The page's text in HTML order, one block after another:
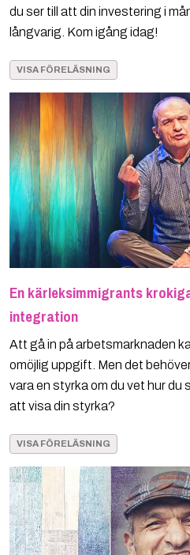
du ser till att din investering i
långvarig. Kom igång idag!
VISA FÖRELÄSNING
En kärleksimmigrants
integration
Att gå in på arbetsmarknaden
omöjlig uppgift. Men det
vara en styrka om du vet hur du
att visa din styrka?
VISA FÖRELÄSNING